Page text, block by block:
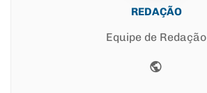
REDAÇÃO
Equipe de Redação